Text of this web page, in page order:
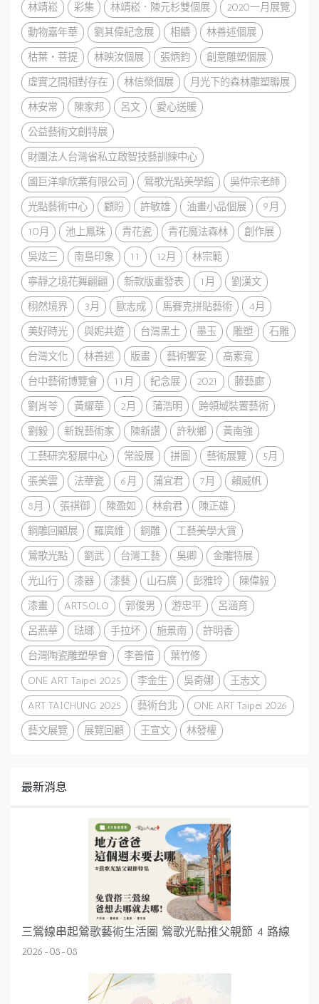
林靖崧 彩集 林靖崧．陳元杉雙個展
2020一月展覽
動物嘉年華
劉其偉紀念展 相續
林善述個展
枯葉・菩提
林映汝個展 張炳鈞
創意雕塑個展
虛實之間相對存在
林信榮個展
月光下的森林雕塑聯展
林安常
陳家邦 呂文
愛心送暖
公益藝術文創特展
財團法人台灣省私立啟智技藝訓練中心
國巨洋傘欣業有限公司
鶯歌光點美學館
吳仲宗老師
光點藝術中心
顧盼 許敏雄 油畫小品個展
9月
10月
池上鳳珠 青花瓷 青花魔法森林
創作展
吳炫三
南島印象 11 12月
林宗範
寧靜之境花舞翩翩
新款版畫發表 1月
劉漢文
栩然境界
3月 歐志成 馬賽克拼貼藝術
4月
美好時光
與妮共遊 台灣黑土 墨玉 雕塑
石雕
台灣文化
林善述 版畫 藝術饗宴
高素寬
台中藝術博覽會
11月 紀念展 2021
藤藝廊
劉肖苓
黃耀華 2月 蒲浩明
跨領域裝置藝術
劉毅
新銳藝術家 陳新讚 許秋鄉
黃南強
工藝研究發展中心
常設展 拼圖 藝術展覽
5月
張美雲
法華瓷 6月 蒲宜君 7月
賴威帆
8月
張祺御 陳盈如 林俞君
陳正雄
銅雕回顧展
羅廣維 銅雕
工藝美學大賞
鶯歌光點
劉武 台灣工藝 吳卿
金雕特展
光山行
漆器 漆藝 山石廣 彭雅玲
陳偉毅
漆畫
ARTSOLO 郭俊男 游忠平
呂涵育
呂燕華
琺瑯 手拉坏 施景南
許明香
台灣陶瓷雕塑學會
李善愔
葉竹修
ONE ART Taipei 2025
李金生 吳奇娜
王志文
ART TAICHUNG 2025
藝術台北
ONE ART Taipei 2026
藝文展覽
展覽回顧 王宣文 林發權
最新消息
三鶯線串起鶯歌藝術生活圈 鶯歌光點推父親節 4 路線
2026-08-08